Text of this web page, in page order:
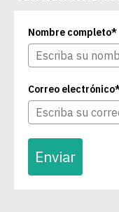
Nombre completo*
Correo
Enviar